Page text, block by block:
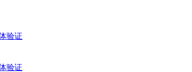
验证
验证